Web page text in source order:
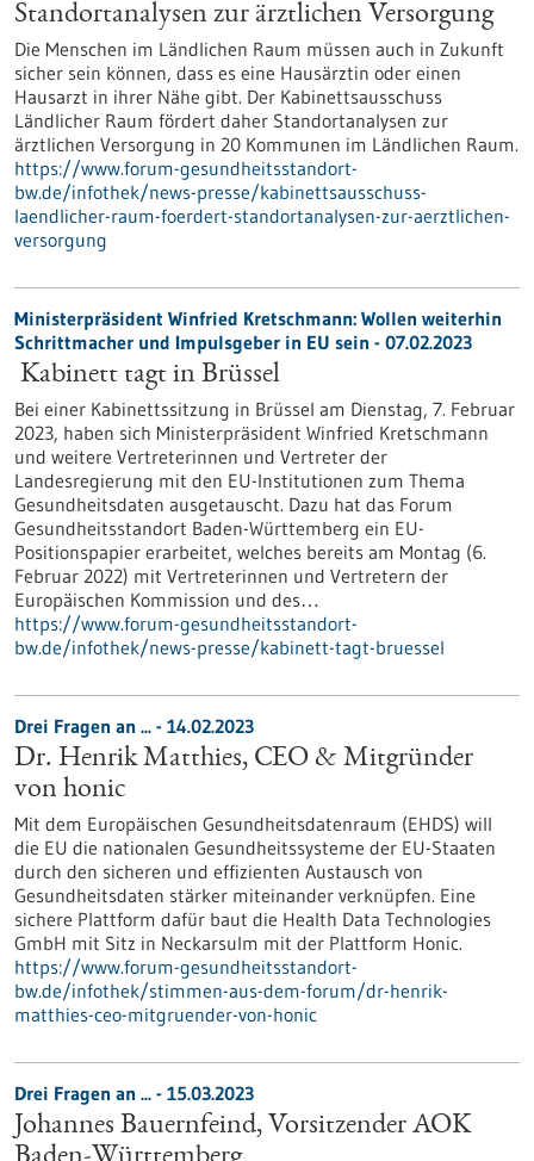
Standortanalysen zur ärztlichen Versorgung
Die Menschen im Ländlichen Raum müssen auch in Zukunft
sicher sein können, dass es eine Hausärztin oder einen
Hausarzt in ihrer Nähe gibt. Der Kabinettsausschuss
Ländlicher Raum fördert daher Standortanalysen zur
ärztlichen Versorgung in 20 Kommunen im Ländlichen Raum.
https://www.forum-gesundheitsstandort-
bw.de/infothek/news-presse/kabinettsausschuss-
laendlicher-raum-foerdert-standortanalysen-zur-aerztlichen-
versorgung
Ministerpräsident Winfried Kretschmann: Wollen weiterhin
Schrittmacher und Impulsgeber in EU sein - 07.02.2023
Kabinett tagt in Brüssel
Bei einer Kabinettssitzung in Brüssel am Dienstag, 7. Februar
2023, haben sich Ministerpräsident Winfried Kretschmann
und weitere Vertreterinnen und Vertreter der
Landesregierung mit den EU-Institutionen zum Thema
Gesundheitsdaten ausgetauscht. Dazu hat das Forum
Gesundheitsstandort Baden-Württemberg ein EU-
Positionspapier erarbeitet, welches bereits am Montag (6.
Februar 2022) mit Vertreterinnen und Vertretern der
Europäischen Kommission und des…
https://www.forum-gesundheitsstandort-
bw.de/infothek/news-presse/kabinett-tagt-bruessel
Drei Fragen an ... - 14.02.2023
Dr. Henrik Matthies, CEO & Mitgründer
von honic
Mit dem Europäischen Gesundheitsdatenraum (EHDS) will
die EU die nationalen Gesundheitssysteme der EU-Staaten
durch den sicheren und effizienten Austausch von
Gesundheitsdaten stärker miteinander verknüpfen. Eine
sichere Plattform dafür baut die Health Data Technologies
GmbH mit Sitz in Neckarsulm mit der Plattform Honic.
https://www.forum-gesundheitsstandort-
bw.de/infothek/stimmen-aus-dem-forum/dr-henrik-
matthies-ceo-mitgruender-von-honic
Drei Fragen an ... - 15.03.2023
Johannes Bauernfeind, Vorsitzender AOK